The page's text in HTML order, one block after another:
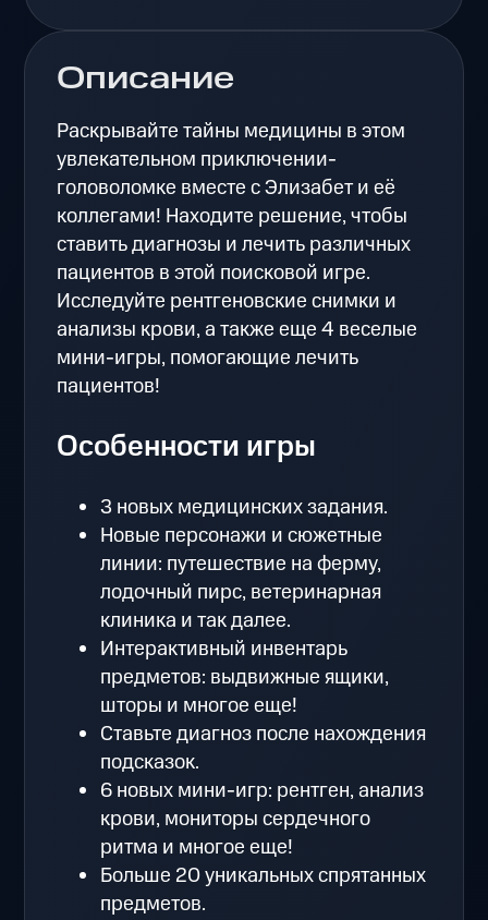
Описание
Раскрывайте тайны медицины в этом
увлекательном приключении-
головоломке вместе с Элизабет и её
коллегами! Находите решение, чтобы
ставить диагнозы и лечить различных
пациентов в этой поисковой игре.
Исследуйте рентгеновские снимки и
анализы крови, а также еще 4 веселые
мини-игры, помогающие лечить
пациентов!
Особенности игры
3 новых медицинских задания.
Новые персонажи и сюжетные
линии: путешествие на ферму,
лодочный пирс, ветеринарная
клиника и так далее.
Интерактивный инвентарь
предметов: выдвижные ящики,
шторы и многое еще!
Ставьте диагноз после нахождения
подсказок.
6 новых мини-игр: рентген, анализ
крови, мониторы сердечного
ритма и многое еще!
Больше 20 уникальных спрятанных
предметов.